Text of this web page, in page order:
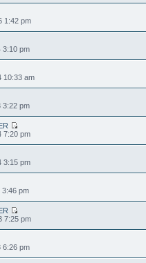
1:42 pm
3:10 pm
10:33 am
3:22 pm
7:20 pm
3:15 pm
3:46 pm
7:25 pm
6:26 pm